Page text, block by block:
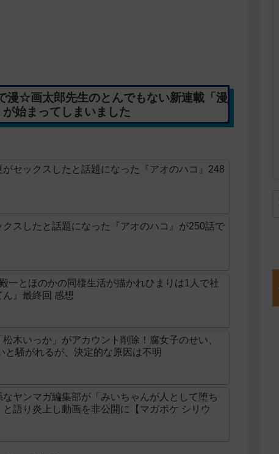
漫☆画太郎先生のとんでもない新連載「漫
始まってしまいました
セックスしたと話題になった『アオのハコ』248
スしたと話題になった『アオのハコ』が250話で
一とほのかの同棲生活が描かれひまりは1人で社
』最終回 感想
木いっか」がアカウント削除！腐女子のせい、
と騒がれるが、決定的な原因は不明
ヤンマガ編集部が「みいちゃんが人として堕ち
語り炎上し動画を非公開に【マガポケ シリウ